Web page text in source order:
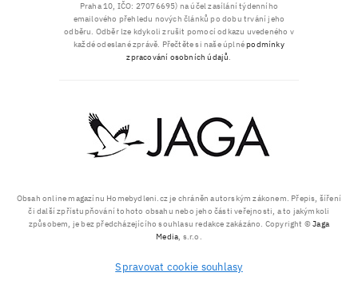
Obsah online magazínu Homebydleni.cz je chráněn autorským zákonem. Přepis, šíření
či další zpřístupňování tohoto obsahu nebo jeho části veřejnosti, a to jakýmkoli
způsobem, je bez předcházejícího souhlasu redakce zakázáno. Copyright ©Jaga
Media, s.r.o.
Spravovat cookie souhlasy
Praha 10, IČO: 27076695) na účel zasílání týdenního
emailového přehledu nových článků po dobu trvání jeho
odběru. Odběr lze kdykoli zrušit pomocí odkazu uvedeného v
každé odeslané zprávě. Přečtěte si naše úplnépodmínky
zpracování osobních údajů.